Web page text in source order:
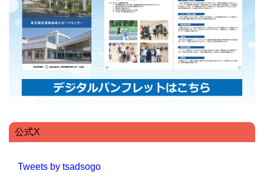
公式X
Tweets by tsadsogo